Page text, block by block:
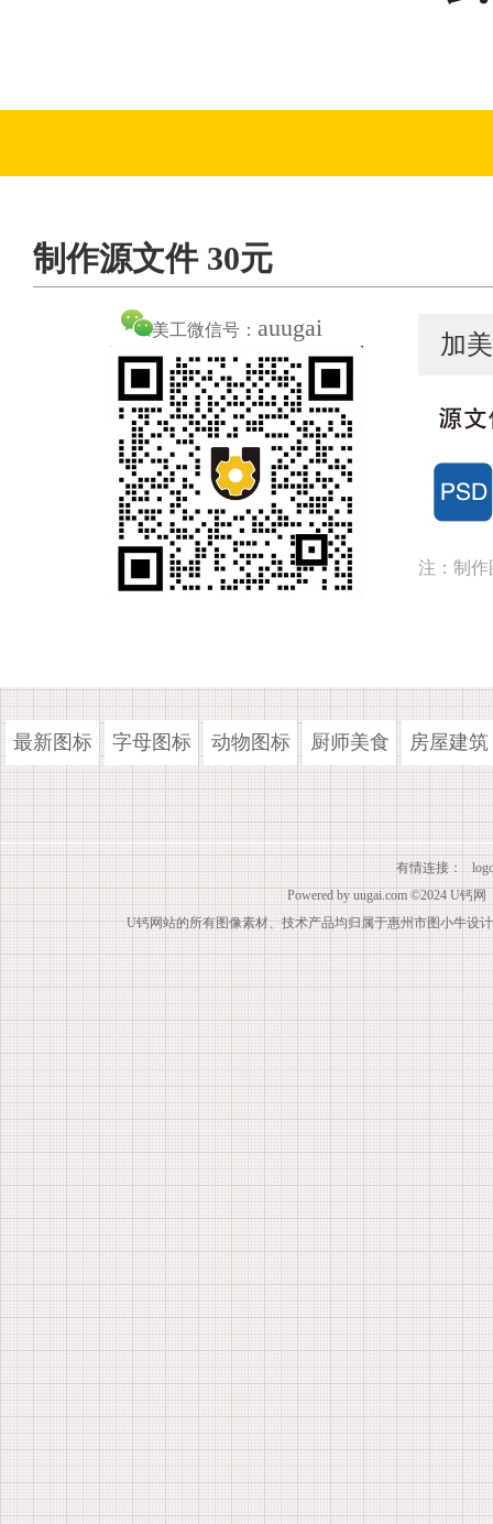
制作源文件 30元
美工微信号： auugai
加
注：制作
最新图标 字母图标 动物图标 厨师美食 房屋建筑
有情连接：
Powered by uugai.com ©2024 U钙网
U钙网站的所有图像素材、技术产品均归属于惠州市图小牛设